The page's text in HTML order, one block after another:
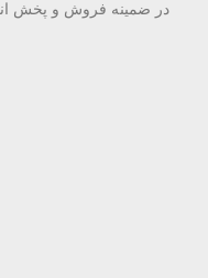
در ضمینه فروش و پخش